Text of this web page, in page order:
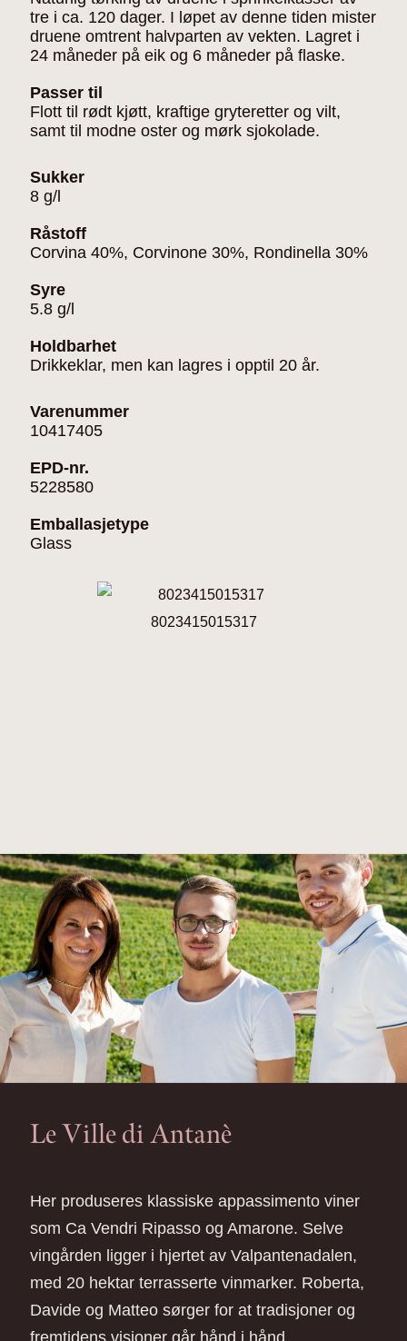
tre i ca. 120 dager. I løpet av denne tiden mister
druene omtrent halvparten av vekten. Lagret i
24 måneder på eik og 6 måneder på flaske.
Passer til
Flott til rødt kjøtt, kraftige gryteretter og vilt,
samt til modne oster og mørk sjokolade.
Sukker
8 g/l
Råstoff
Corvina 40%, Corvinone 30%, Rondinella 30%
Syre
5.8 g/l
Holdbarhet
Drikkeklar, men kan lagres i opptil 20 år.
Varenummer
10417405
EPD-nr.
5228580
Emballasjetype
Glass
8023415015317
Le Ville di Antanè
Her produseres klassiske appassimento viner
som Ca Vendri Ripasso og Amarone. Selve
vingården ligger i hjertet av Valpantenadalen,
med 20 hektar terrasserte vinmarker. Roberta,
Davide og Matteo sørger for at tradisjoner og